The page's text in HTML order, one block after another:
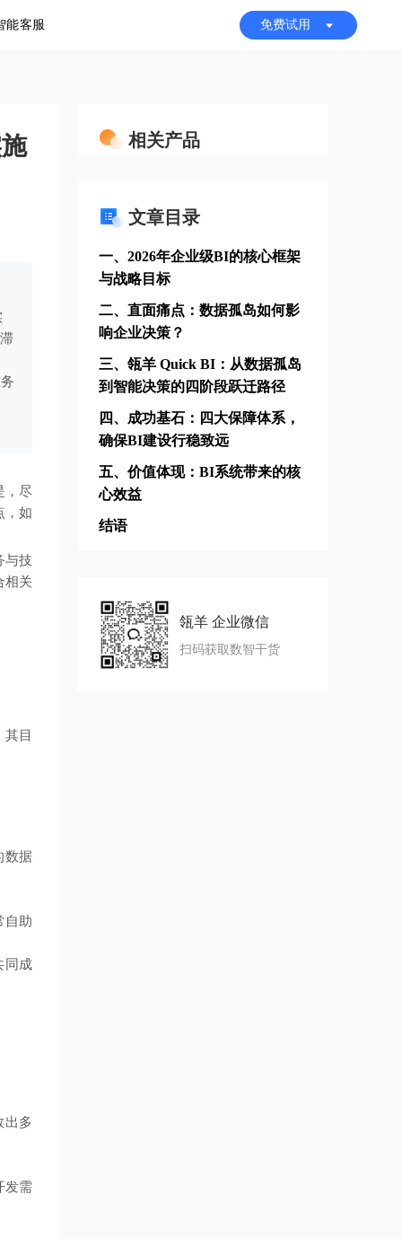
能客服 免费试用
，尽
，如
与技
相关
目
数据
自助
同成
出多
发需
相关产品
文章目录
一、2026年企业级BI的核心框架
与战略目标
二、直面痛点：数据孤岛如何影
响企业决策？
三、瓴羊 Quick BI：从数据孤岛
到智能决策的四阶段跃迁路径
四、成功基石：四大保障体系，
确保BI建设行稳致远
五、价值体现：BI系统带来的核
心效益
结语
瓴羊 企业微信
扫码获取数智干货